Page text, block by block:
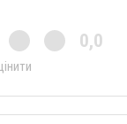
0,0